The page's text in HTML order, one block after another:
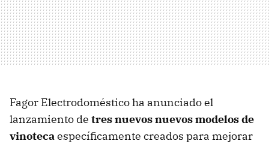
Fagor Electrodoméstico ha anunciado el
lanzamiento de tres nuevos nuevos modelos de
vinotecaespecíficamente creados para mejorar